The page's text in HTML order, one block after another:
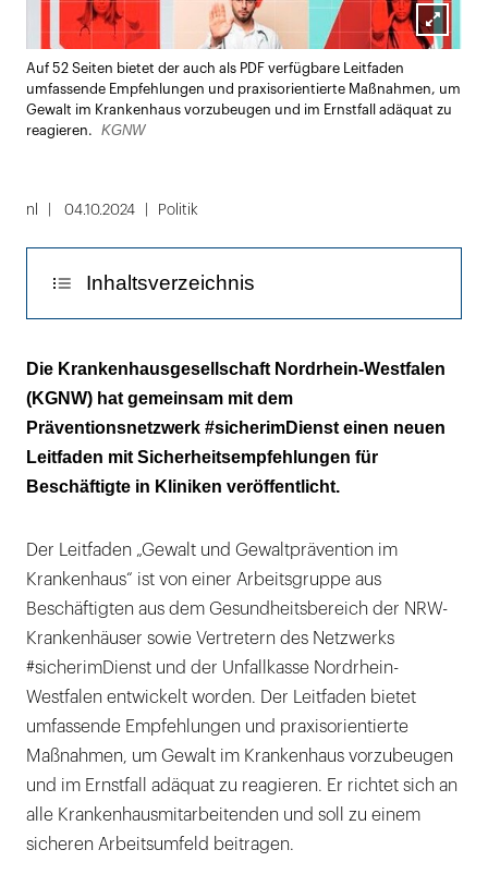
Lightbox
Auf 52 Seiten bietet der auch als PDF verfügbare Leitfaden
umfassende Empfehlungen und praxisorientierte Maßnahmen, um
Gewalt im Krankenhaus vorzubeugen und im Ernstfall adäquat zu
reagieren.
KGNW
nl 04.10.2024 Politik
Inhaltsverzeichnis
Null Toleranz für Gewalt muss Teil der
Unternehmenskultur sein
Die Krankenhausgesellschaft Nordrhein-Westfalen
(KGNW) hat gemeinsam mit dem
Präventionsnetzwerk #sicherimDienst einen neuen
Leitfaden mit Sicherheitsempfehlungen für
Beschäftigte in Kliniken veröffentlicht.
Der Leitfaden „Gewalt und Gewaltprävention im
Krankenhaus“ ist von einer Arbeitsgruppe aus
Beschäftigten aus dem Gesundheitsbereich der NRW-
Krankenhäuser sowie Vertretern des Netzwerks
#sicherimDienst und der Unfallkasse Nordrhein-
Westfalen entwickelt worden. Der Leitfaden bietet
umfassende Empfehlungen und praxisorientierte
Maßnahmen, um Gewalt im Krankenhaus vorzubeugen
und im Ernstfall adäquat zu reagieren. Er richtet sich an
alle Krankenhausmitarbeitenden und soll zu einem
sicheren Arbeitsumfeld beitragen.